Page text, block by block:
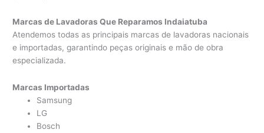
Marcas de Lavadoras Que Reparamos Indaiatuba
Atendemos todas as principais marcas de lavadoras nacionais
e importadas, garantindo peças originais e mão de obra
especializada.
Marcas Importadas
Samsung
LG
Bosch